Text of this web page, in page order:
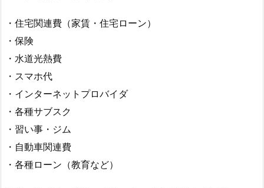
・住宅関連費（家賃・住宅ローン）
・保険
・水道光熱費
・スマホ代
・インターネットプロバイダ
・各種サブスク
・習い事・ジム
・自動車関連費
・各種ローン（教育など）